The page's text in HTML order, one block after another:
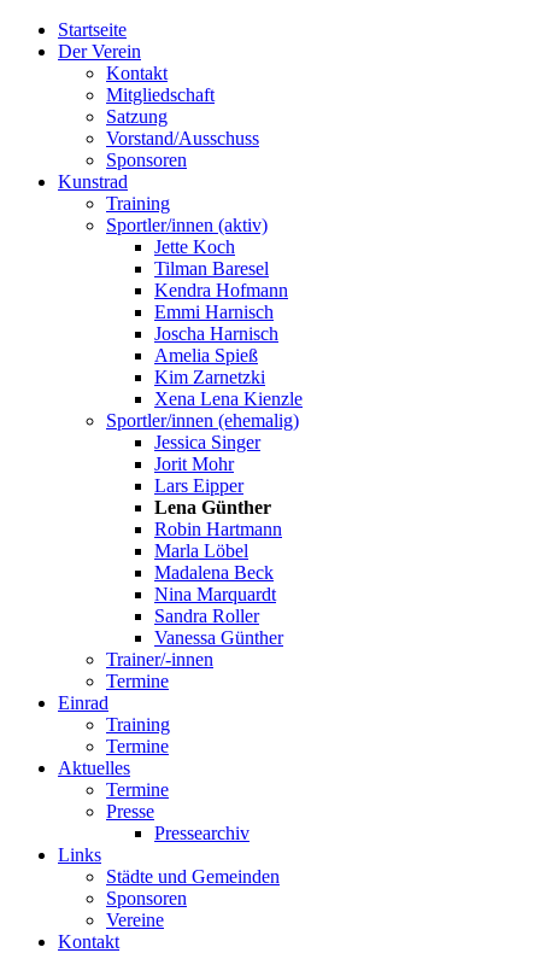
Startseite
Der Verein
Kontakt
Mitgliedschaft
Satzung
Vorstand/Ausschuss
Sponsoren
Kunstrad
Training
Sportler/innen (aktiv)
Jette Koch
Tilman Baresel
Kendra Hofmann
Emmi Harnisch
Joscha Harnisch
Amelia Spieß
Kim Zarnetzki
Xena Lena Kienzle
Sportler/innen (ehemalig)
Jessica Singer
Jorit Mohr
Lars Eipper
Lena Günther
Robin Hartmann
Marla Löbel
Madalena Beck
Nina Marquardt
Sandra Roller
Vanessa Günther
Trainer/-innen
Termine
Einrad
Training
Termine
Aktuelles
Termine
Presse
Pressearchiv
Links
Städte und Gemeinden
Sponsoren
Vereine
Kontakt